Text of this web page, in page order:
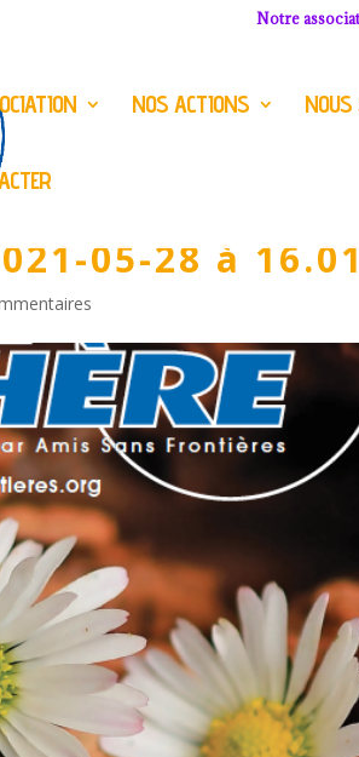
Notre
NOS ACTIONS NOUS
05-28 à